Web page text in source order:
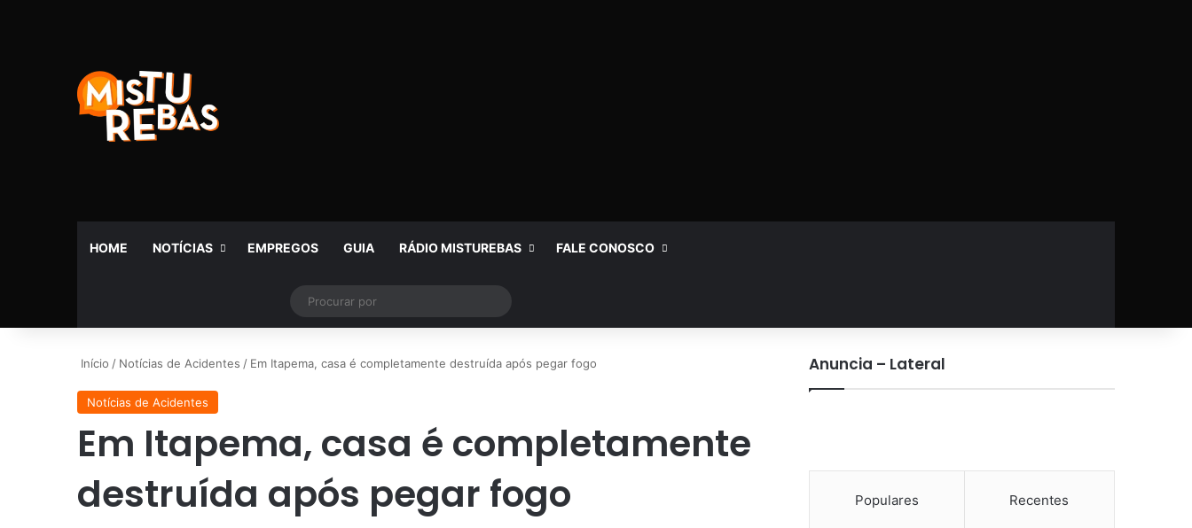
HOME NOTÍCIAS EMPREGOS GUIA RÁDIO MISTUREBAS FALE CONOSCO
Rádio
Switch skin
por
Início / Notícias de Acidentes / Em Itapema, casa é completamente destruída após pegar fogo
Notícias de Acidentes
Em Itapema, casa é completamente
destruída após pegar fogo
Anuncia – Lateral
Populares Recentes